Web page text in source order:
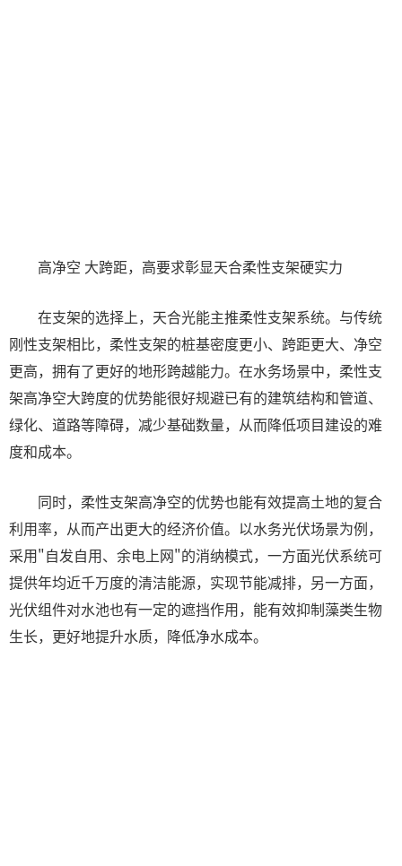
高净空 大跨距，高要求彰显天合柔性支架硬实力
在支架的选择上，天合光能主推柔性支架系统。与传统
刚性支架相比，柔性支架的桩基密度更小、跨距更大、净空
更高，拥有了更好的地形跨越能力。在水务场景中，柔性支
架高净空大跨度的优势能很好规避已有的建筑结构和管道、
绿化、道路等障碍，减少基础数量，从而降低项目建设的难
度和成本。
同时，柔性支架高净空的优势也能有效提高土地的复合
利用率，从而产出更大的经济价值。以水务光伏场景为例，
采用"自发自用、余电上网"的消纳模式，一方面光伏系统可
提供年均近千万度的清洁能源，实现节能减排，另一方面，
光伏组件对水池也有一定的遮挡作用，能有效抑制藻类生物
生长，更好地提升水质，降低净水成本。